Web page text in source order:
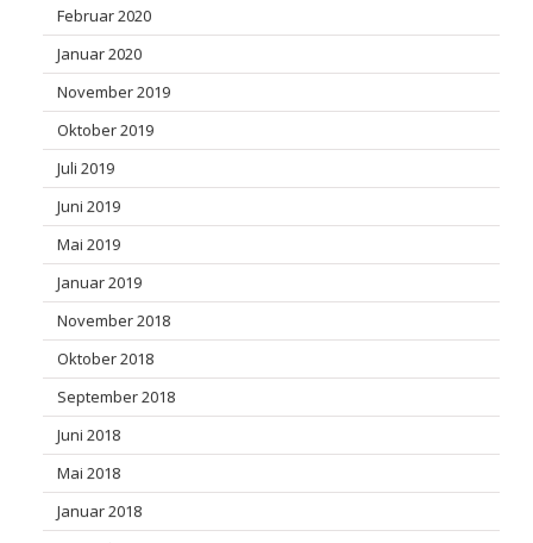
Februar 2020
Januar 2020
November 2019
Oktober 2019
Juli 2019
Juni 2019
Mai 2019
Januar 2019
November 2018
Oktober 2018
September 2018
Juni 2018
Mai 2018
Januar 2018